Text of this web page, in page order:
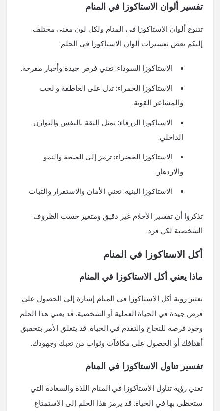
تفسير ألوان الاستاكوزا في المنام
تتنوع ألوان الاستاكوزا في المنام ولكل لون معنى مختلف.
إليكم بعض تفسيرات ألوان الاستاكوزا في الحلم:
الاستاكوزا السوداء: تعني فرص جيدة وأخبار مفرحة.
الاستاكوزا الحمراء: تدل على العاطفة والحب
والمشاعر القوية.
الاستاكوزا الزرقاء: تمثل الثقة بالنفس والتوازن
الداخلي.
الاستاكوزا الخضراء: ترمز إلى الصحة والنمو
والازدهار.
الاستاكوزا البنية: تعني الأمان والاستقرار والثبات.
تذكروا أن تفسير الأحلام غير دقيق ومتغير حسب الظروف
الشخصية لكل فرد.
أكل الاستاكوزا في المنام
ماذا يعني أكل الاستاكوزا في المنام
تعتبر رؤية أكل الاستاكوزا في المنام إشارة إلى الحصول على
فرص جيدة في الحياة العملية أو الشخصية. قد يعني هذا الحلم
وجود فرصة للنجاح والتقدم في الحياة. قد يتعلق الأمر بتحقيق
أهدافك أو الحصول على مكافآت وثواب من تعبك وجهودك.
تفسير تناول الاستاكوزا في المنام
تعني رؤية تناول الاستاكوزا في المنام اللذة والسعادة التي
ستحظى بها في الحياة. قد يرمز هذا الحلم إلى الاستمتاع